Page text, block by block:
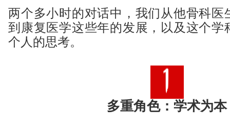
两个多小时的对话中，我们从他骨科医
到康复医学这些年的发展，以及这个学
个人的思考。
多重角色：学术为本